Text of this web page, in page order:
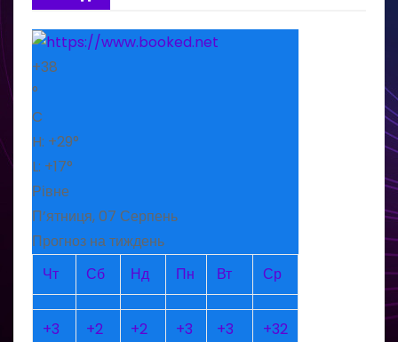
+38
°
C
H: +29°
L: +17°
Рівне
П’ятниця, 07 Серпень
Прогноз на тиждень
Чт
Сб Нд Пн Вт Ср
+3
+2
+2
+3
+3
+32